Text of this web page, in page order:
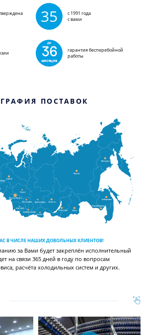
35
с 1991 года
с вами
гарантия бесперебойной
работы
ПОСТАВОК
В ЧИСЛЕ НАШИХ ДОВОЛЬНЫХ КЛИЕНТОВ!
за Вами будет закреплён исполнительный
на связи 365 дней в году по вопросам
расчёта холодильных систем и других.